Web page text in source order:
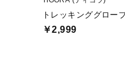
トレッキンググロー
￥2,999